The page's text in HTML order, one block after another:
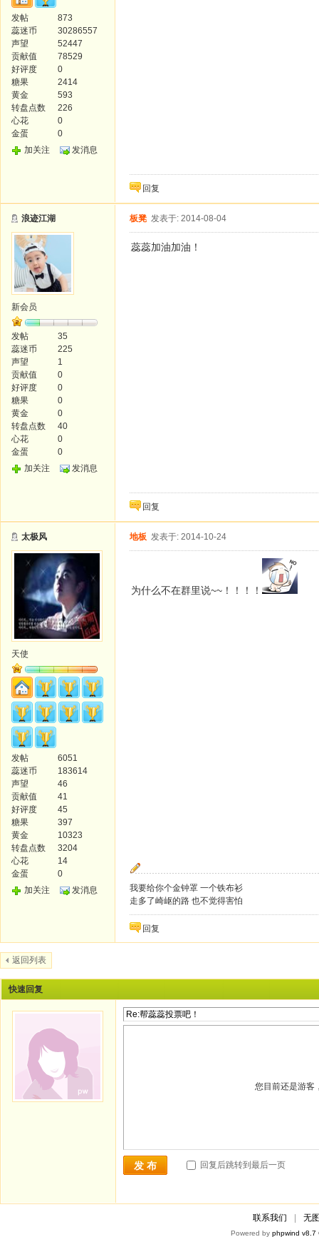
发帖
873
蕊迷币
30286557
声望
52447
贡献值
78529
好评度
0
糖果
2414
黄金
593
转盘点数
226
心花
0
金蛋
0
加关注
发消息
回复
浪迹江湖
新会员
发帖
35
蕊迷币
225
声望
1
贡献值
0
好评度
0
糖果
0
黄金
0
转盘点数
40
心花
0
金蛋
0
加关注
发消息
板凳 发表于: 2014-08-04
蕊蕊加油加油！
回复
太极风
天使
发帖
6051
蕊迷币
183614
声望
46
贡献值
41
好评度
45
糖果
397
黄金
10323
转盘点数
3204
心花
14
金蛋
0
加关注
发消息
地板 发表于: 2014-10-24
为什么不在群里说~~！！！！
我要给你个金钟罩 一个铁布衫
走多了崎岖的路 也不觉得害怕
回复
返回列表
快速回复
您目前还是游客
发 布 回复后跳转到最后一页
联系我们 无
Powered by phpwind v8.7